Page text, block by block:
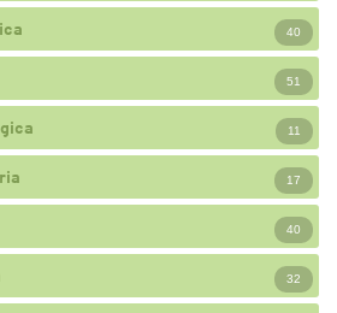
40
51
11
17
40
32